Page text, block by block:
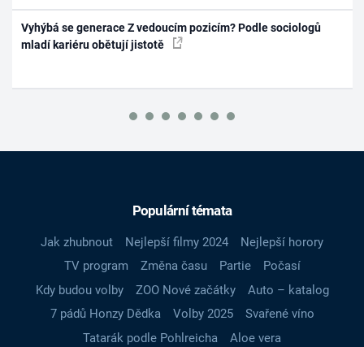
Vyhýbá se generace Z vedoucím pozicím? Podle sociologů
mladí kariéru obětují jistotě
Populární témata
Jak zhubnout Nejlepší filmy 2024
Nejlepší horory
TV program
Změna času Partie
Počasí
Kdy budou volby
ZOO Nové začátky
Auto – katalog
7 pádů Honzy Dědka
Volby 2025
Svařené víno
Tatarák podle Pohlreicha
Aloe vera